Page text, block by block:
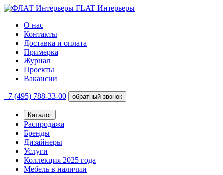
FLAT Интерьеры
О нас
Контакты
Доставка и оплата
Примерка
Журнал
Проекты
Вакансии
+7 (495) 788-33-00 обратный звонок
Каталог
Распродажа
Бренды
Дизайнеры
Услуги
Коллекция 2025 года
Мебель в наличии